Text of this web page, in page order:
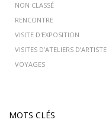
NON CLASSÉ
RENCONTRE
VISITE D'EXPOSITION
VISITES D’ATELIERS D’ARTISTE
VOYAGES
MOTS CLÉS